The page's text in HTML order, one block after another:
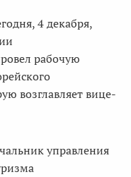
4 декабря,
рабочую
возглавляет вице-
управления